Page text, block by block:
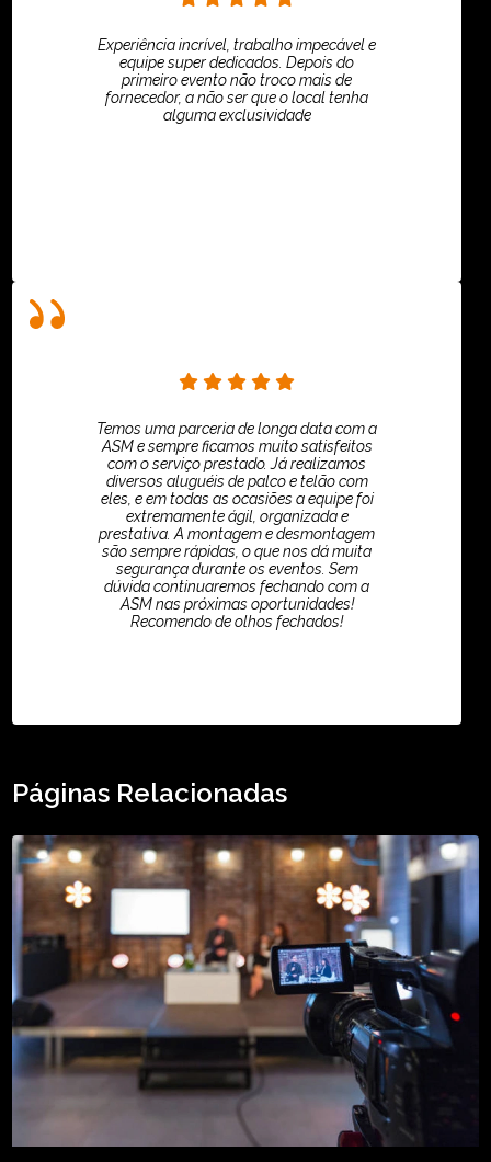
Experiência incrível, trabalho impecável e
equipe super dedicados. Depois do
primeiro evento não troco mais de
fornecedor, a não ser que o local tenha
alguma exclusividade
Temos uma parceria de longa data com a
ASM e sempre ficamos muito satisfeitos
com o serviço prestado. Já realizamos
diversos aluguéis de palco e telão com
eles, e em todas as ocasiões a equipe foi
extremamente ágil, organizada e
prestativa. A montagem e desmontagem
são sempre rápidas, o que nos dá muita
segurança durante os eventos. Sem
dúvida continuaremos fechando com a
ASM nas próximas oportunidades!
Recomendo de olhos fechados!
Páginas Relacionadas